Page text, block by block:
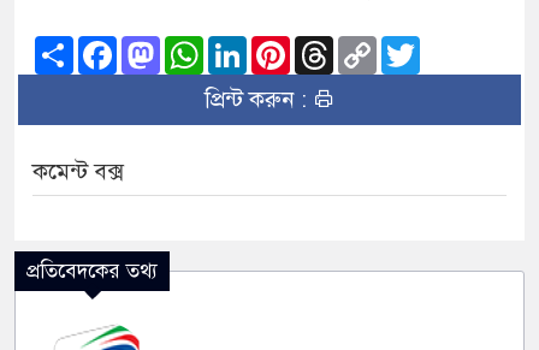
ShareFacebook
Mastodon
WhatsApp
LinkedInPinterest
Threads
Copy
Link
প্রিন্ট করুন :
কমেন্ট বক্স
প্রতিবেদকের তথ্য